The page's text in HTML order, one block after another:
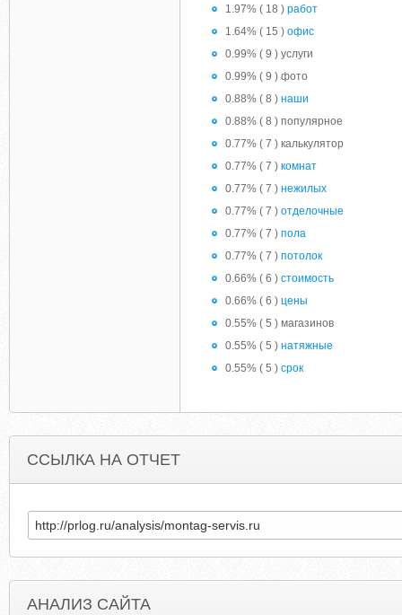
1.97% ( 18 ) работ
1.64% ( 15 ) офис
0.99% ( 9 ) услуги
0.99% ( 9 ) фото
0.88% ( 8 ) наши
0.88% ( 8 ) популярное
0.77% ( 7 ) калькулятор
0.77% ( 7 ) комнат
0.77% ( 7 ) нежилых
0.77% ( 7 ) отделочные
0.77% ( 7 ) пола
0.77% ( 7 ) потолок
0.66% ( 6 ) стоимость
0.66% ( 6 ) цены
0.55% ( 5 ) магазинов
0.55% ( 5 ) натяжные
0.55% ( 5 ) срок
ССЫЛКА НА ОТЧЕТ
АНАЛИЗ САЙТА